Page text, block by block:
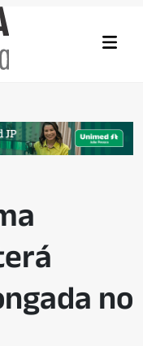
no